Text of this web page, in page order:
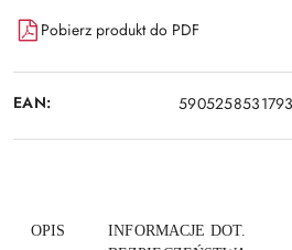
Pobierz produkt do PDF
EAN: 5905258531793
OPIS
INFORMACJE DOT.